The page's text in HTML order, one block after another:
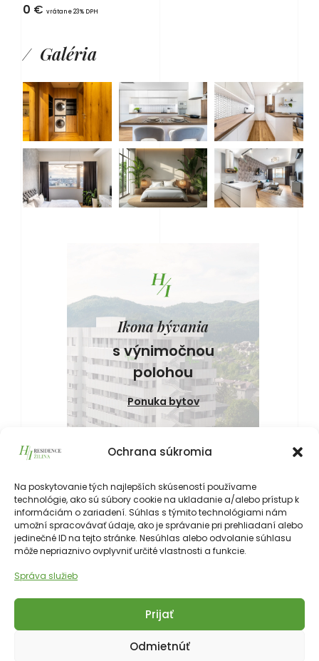
Ochrana súkromia
Na poskytovanie tých najlepších skúseností používame
technológie, ako sú súbory cookie na ukladanie a/alebo prístup k
informáciám o zariadení. Súhlas s týmito technológiami nám
umožní spracovávať údaje, ako je správanie pri prehliadaní alebo
jedinečné ID na tejto stránke. Nesúhlas alebo odvolanie súhlasu
môže nepriaznivo ovplyvniť určité vlastnosti a funkcie.
Správa služieb
Prijať
Odmietnúť
0 €vrátane 23% DPH
Galéria
Ikona bývania
s výnimočnou
polohou
Ponuka bytov
Copyright © 2025 Financial Hotels Management.Správa webu TOMARCO